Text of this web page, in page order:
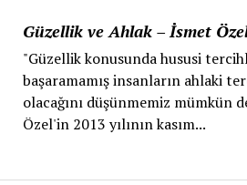
Güzellik ve Ahlak – İsmet
"Güzellik konusunda hususi
başaramamış insanların ahlaki
olacağını düşünmemiz mümkün
Özel'in 2013 yılının kasım...